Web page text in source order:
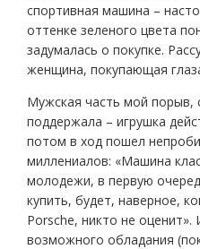
спортивная машина –
оттенке зеленого цвета
задумалась о покупке.
женщина, покупающая
Мужская часть мой порыв,
поддержала – игрушка
потом в ход пошел
миллениалов: «Машина
молодежи, в первую
купить, будет, наверное,
Porsche, никто не оценит».
возможного обладания